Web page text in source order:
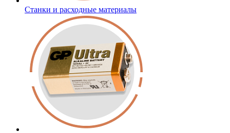
Станки и расходные материалы